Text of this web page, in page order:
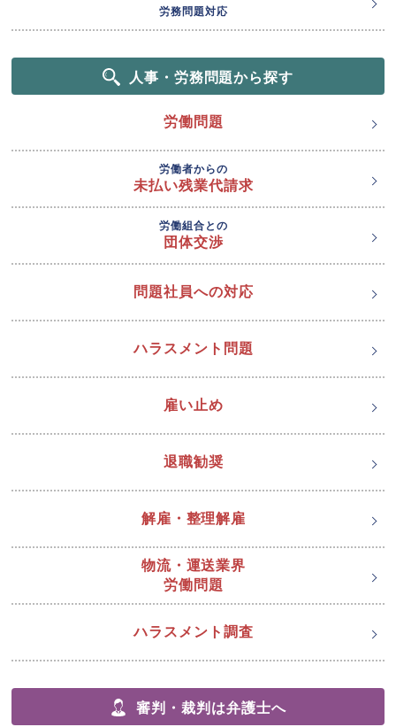
労務問題対応
人事・労務問題から探す
労働問題
労働者からの
未払い残業代請求
労働組合との
団体交渉
問題社員への対応
ハラスメント問題
雇い止め
退職勧奨
解雇・整理解雇
物流・運送業界
労働問題
ハラスメント調査
審判・裁判は弁護士へ